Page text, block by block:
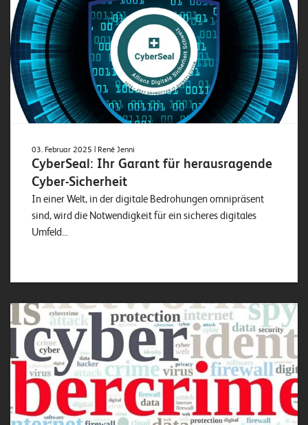
03. Februar 2025 | René Jenni
CyberSeal: Ihr Garant für herausragende
Cyber-Sicherheit
In einer Welt, in der digitale Bedrohungen omnipräsent
sind, wird die Notwendigkeit für ein sicheres digitales
Umfeld...